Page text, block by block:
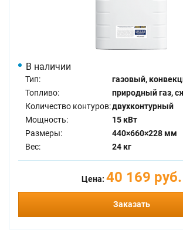
В наличии
Тип:
газовый,
Топливо:
природный газ,
Количество контуров:двухконтурный
Мощность:
15 кВт
Размеры:
440×660×228 мм
Вес:
24 кг
Цена: 40 169 руб.
Заказать